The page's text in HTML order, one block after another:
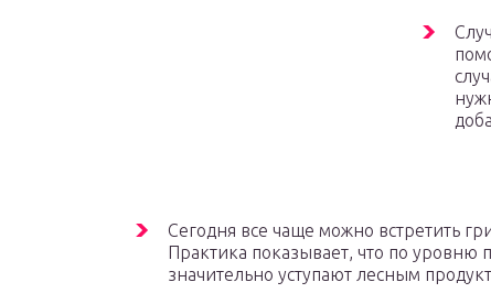
Сегодня все чаще можно встретить
Практика показывает, что по уровню
значительно уступают лесным